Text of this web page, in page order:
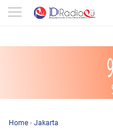
-->
Home › Jakarta